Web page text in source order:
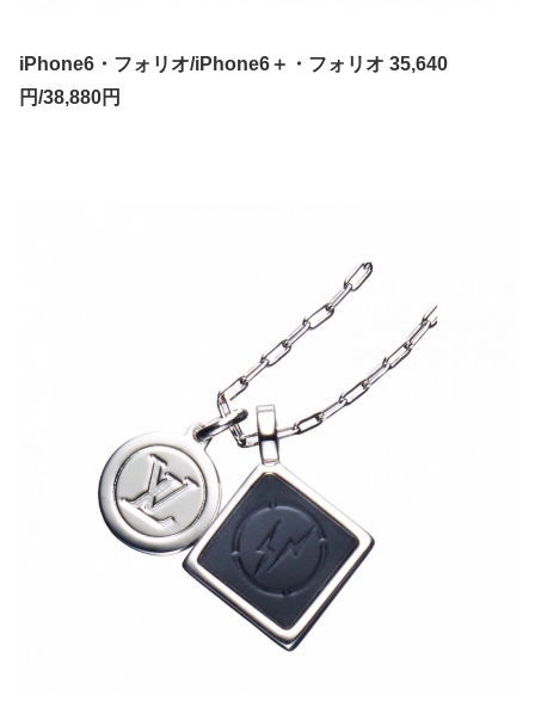
iPhone6・フォリオ/iPhone6＋・フォリオ 35,640
円/38,880円